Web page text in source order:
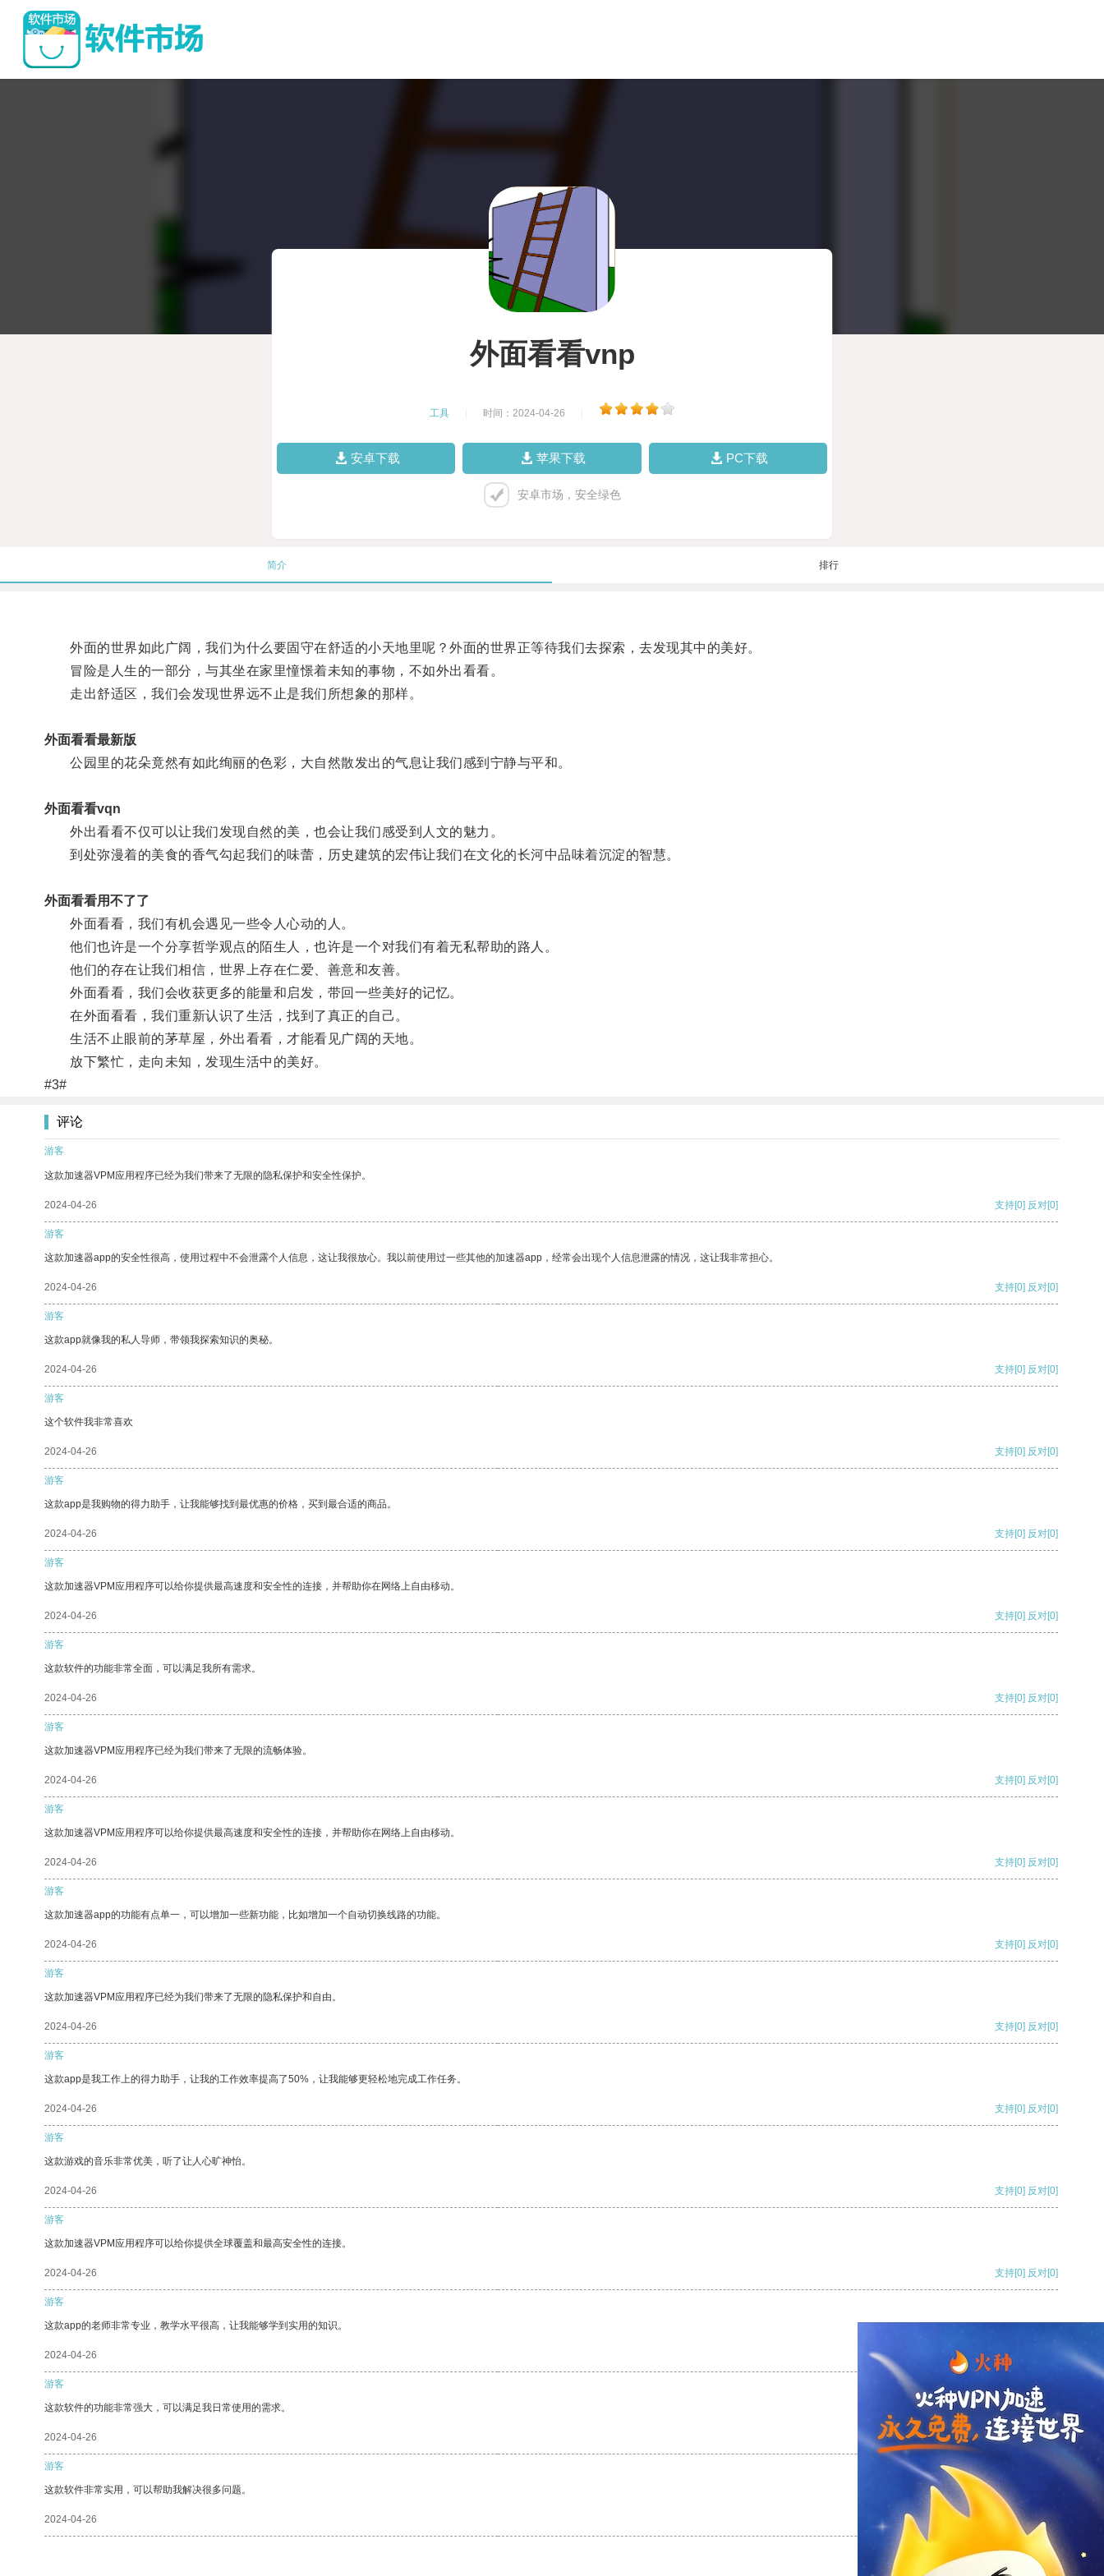
外面看看vnp
工具 时间：2024-04-26
安卓下载 苹果下载 PC下载
安卓市场，安全绿色
简介 排行
外面的世界如此广阔，我们为什么要固守在舒适的小天地里呢？外面的世界正等待我们去探索，去发现其中的美好。
冒险是人生的一部分，与其坐在家里憧憬着未知的事物，不如外出看看。
走出舒适区，我们会发现世界远不止是我们所想象的那样。
外面看看最新版
公园里的花朵竟然有如此绚丽的色彩，大自然散发出的气息让我们感到宁静与平和。
外面看看vqn
外出看看不仅可以让我们发现自然的美，也会让我们感受到人文的魅力。
到处弥漫着的美食的香气勾起我们的味蕾，历史建筑的宏伟让我们在文化的长河中品味着沉淀的智慧。
外面看看用不了了
外面看看，我们有机会遇见一些令人心动的人。
他们也许是一个分享哲学观点的陌生人，也许是一个对我们有着无私帮助的路人。
他们的存在让我们相信，世界上存在仁爱、善意和友善。
外面看看，我们会收获更多的能量和启发，带回一些美好的记忆。
在外面看看，我们重新认识了生活，找到了真正的自己。
生活不止眼前的茅草屋，外出看看，才能看见广阔的天地。
放下繁忙，走向未知，发现生活中的美好。
#3#
评论
游客
这款加速器VPM应用程序已经为我们带来了无限的隐私保护和安全性保护。
2024-04-26 支持[0] 反对[0]
游客
这款加速器app的安全性很高，使用过程中不会泄露个人信息，这让我很放心。我以前使用过一些其他的加速器app，经常会出现个人信息泄露的情况，这让我非常担心。
2024-04-26 支持[0] 反对[0]
游客
这款app就像我的私人导师，带领我探索知识的奥秘。
2024-04-26 支持[0] 反对[0]
游客
这个软件我非常喜欢
2024-04-26 支持[0] 反对[0]
游客
这款app是我购物的得力助手，让我能够找到最优惠的价格，买到最合适的商品。
2024-04-26 支持[0] 反对[0]
游客
这款加速器VPM应用程序可以给你提供最高速度和安全性的连接，并帮助你在网络上自由移动。
2024-04-26 支持[0] 反对[0]
游客
这款软件的功能非常全面，可以满足我所有需求。
2024-04-26 支持[0] 反对[0]
游客
这款加速器VPM应用程序已经为我们带来了无限的流畅体验。
2024-04-26 支持[0] 反对[0]
游客
这款加速器VPM应用程序可以给你提供最高速度和安全性的连接，并帮助你在网络上自由移动。
2024-04-26 支持[0] 反对[0]
游客
这款加速器app的功能有点单一，可以增加一些新功能，比如增加一个自动切换线路的功能。
2024-04-26 支持[0] 反对[0]
游客
这款加速器VPM应用程序已经为我们带来了无限的隐私保护和自由。
2024-04-26 支持[0] 反对[0]
游客
这款app是我工作上的得力助手，让我的工作效率提高了50%，让我能够更轻松地完成工作任务。
2024-04-26 支持[0] 反对[0]
游客
这款游戏的音乐非常优美，听了让人心旷神怡。
2024-04-26 支持[0] 反对[0]
游客
这款加速器VPM应用程序可以给你提供全球覆盖和最高安全性的连接。
2024-04-26 支持[0] 反对[0]
游客
这款app的老师非常专业，教学水平很高，让我能够学到实用的知识。
2024-04-26 支持
游客
这款软件的功能非常强大，可以满足我日常使用的需求。
2024-04-26 支持[0] 反对[0]
游客
这款软件非常实用，可以帮助我解决很多问题。
2024-04-26 支持[0] 反对[0]